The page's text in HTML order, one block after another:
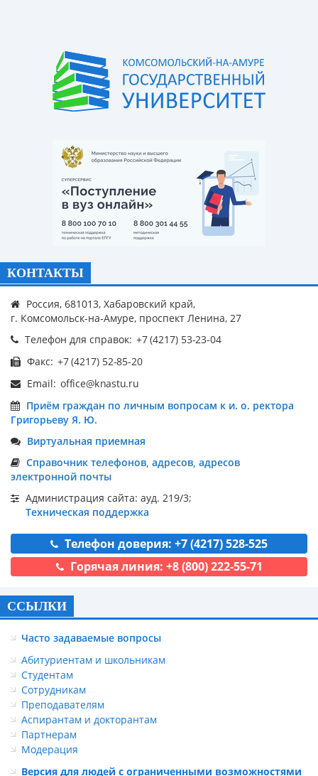
КОНТАКТЫ
Россия, 681013, Хабаровский край,
г. Комсомольск-на-Амуре, проспект Ленина, 27
Телефон для справок:
Факс:
Email:
Приём граждан по личным вопросам к и. о. ректора
Григорьеву Я. Ю.
Виртуальная приемная
Справочник телефонов, адресов, адресов
электронной почты
Администрация сайта: ауд. 219/3;
Техническая поддержка
Телефон доверия: +7 (4217) 528-525
Горячая линия: +8 (800) 222-55-71
ССЫЛКИ
Часто задаваемые вопросы
Абитуриентам и школьникам
Студентам
Сотрудникам
Преподавателям
Аспирантам и докторантам
Партнерам
Модерация
Версия для людей с ограниченными возможностями